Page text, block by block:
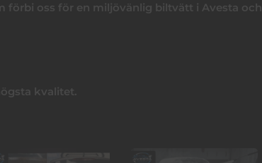
förbi oss för en miljövänlig biltvätt i Avesta och
kvalitet.